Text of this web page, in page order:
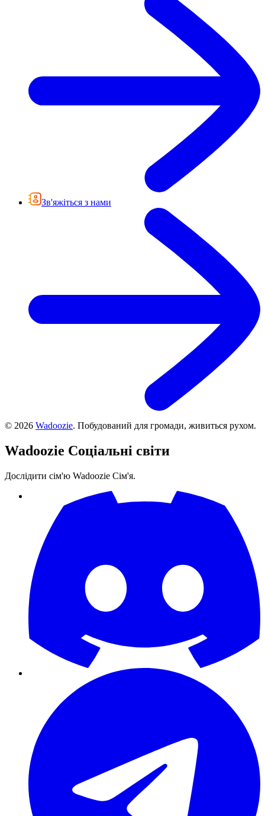
Зв'яжіться з нами
© 2026 Wadoozie. Побудований для громади, живиться рухом.
Wadoozie Соціальні світи
Дослідити сім'ю Wadoozie Сім'я.